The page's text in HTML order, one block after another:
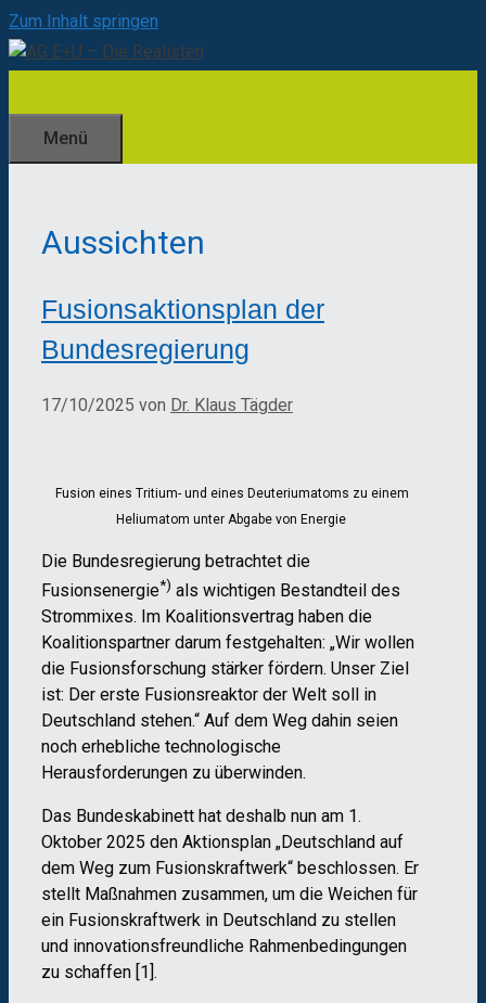
Zum Inhalt springen
Menü
Aussichten
Fusionsaktionsplan der
Bundesregierung
17/10/2025 von Dr. Klaus Tägder
Fusion eines Tritium- und eines Deuteriumatoms zu einem
Heliumatom unter Abgabe von Energie
Die Bundesregierung betrachtet die
Fusionsenergie*) als wichtigen Bestandteil des
Strommixes. Im Koalitionsvertrag haben die
Koalitionspartner darum festgehalten: „Wir wollen
die Fusionsforschung stärker fördern. Unser Ziel
ist: Der erste Fusionsreaktor der Welt soll in
Deutschland stehen.“ Auf dem Weg dahin seien
noch erhebliche technologische
Herausforderungen zu überwinden.
Das Bundeskabinett hat deshalb nun am 1.
Oktober 2025 den Aktionsplan „Deutschland auf
dem Weg zum Fusionskraftwerk“ beschlossen. Er
stellt Maßnahmen zusammen, um die Weichen für
ein Fusionskraftwerk in Deutschland zu stellen
und innovationsfreundliche Rahmenbedingungen
zu schaffen [1].